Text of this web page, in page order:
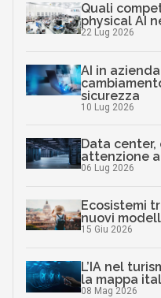
Quali
physical AI
22 Lug 2026
AI in
sicurezza
10 Lug 2026
Data center,
attenzione
06 Lug 2026
Ecosistemi
nuovi
15 Giu 2026
L’IA nel
la mappa
08 Mag 2026